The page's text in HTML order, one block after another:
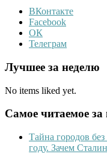
ВКонтакте
Facebook
ОК
Телеграм
Лучшее за неделю
No items liked yet.
Самое читаемое за
Тайна городов
году. Зачем